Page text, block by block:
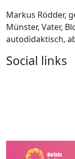
Markus Rödder,
Münster, Vater,
autodidaktisch,
Social links